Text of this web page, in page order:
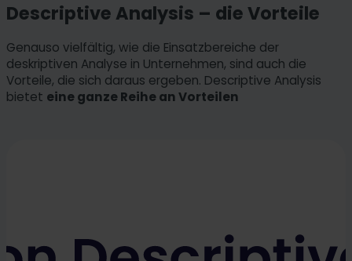
Descriptive Analysis – die Vorteile
Genauso vielfältig, wie die Einsatzbereiche der
deskriptiven Analyse in Unternehmen, sind auch die
Vorteile, die sich daraus ergeben. Descriptive Analysis
bietet eine ganze Reihe an Vorteilen